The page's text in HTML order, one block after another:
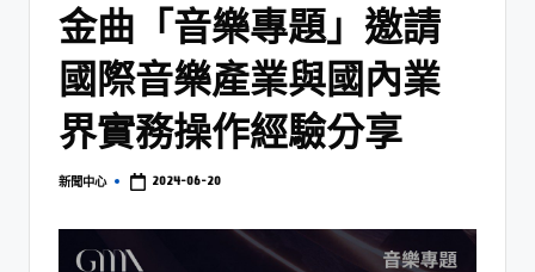
金曲「音樂專題」邀請
國際音樂產業與國內業
界實務操作經驗分享
新聞中心 2024-06-20